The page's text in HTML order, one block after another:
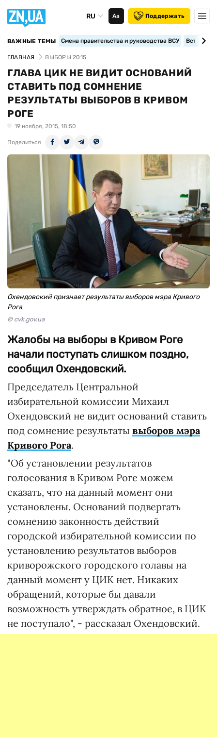
RU Аа Поддержать
ВАЖНЫЕ ТЕМЫ Смена правительства и руководства ВСУ
ГЛАВНАЯ ВЫБОРЫ 2015
ГЛАВА ЦИК НЕ ВИДИТ ОСНОВАНИЙ
СТАВИТЬ ПОД СОМНЕНИЕ
РЕЗУЛЬТАТЫ ВЫБОРОВ В КРИВОМ
РОГЕ
19 ноября, 2015, 18:50
Поделиться
Охендовский признает результаты выборов мэра Кривого
Рога
© cvk.gov.ua
Жалобы на выборы в Кривом Роге
начали поступать слишком поздно,
сообщил Охендовский.
Председатель Центральной
избирательной комиссии Михаил
Охендовский не видит оснований ставить
под сомнение результаты выборов мэра
Кривого Рога.
"Об установлении результатов
голосования в Кривом Роге можем
сказать, что на данный момент они
установлены. Оснований подвергать
сомнению законность действий
городской избирательной комиссии по
установлению результатов выборов
криворожского городского голавы на
данный момент у ЦИК нет. Никаких
обращений, которые бы давали
возможность утверждать обратное, в ЦИК
не поступало", - рассказал Охендовский.